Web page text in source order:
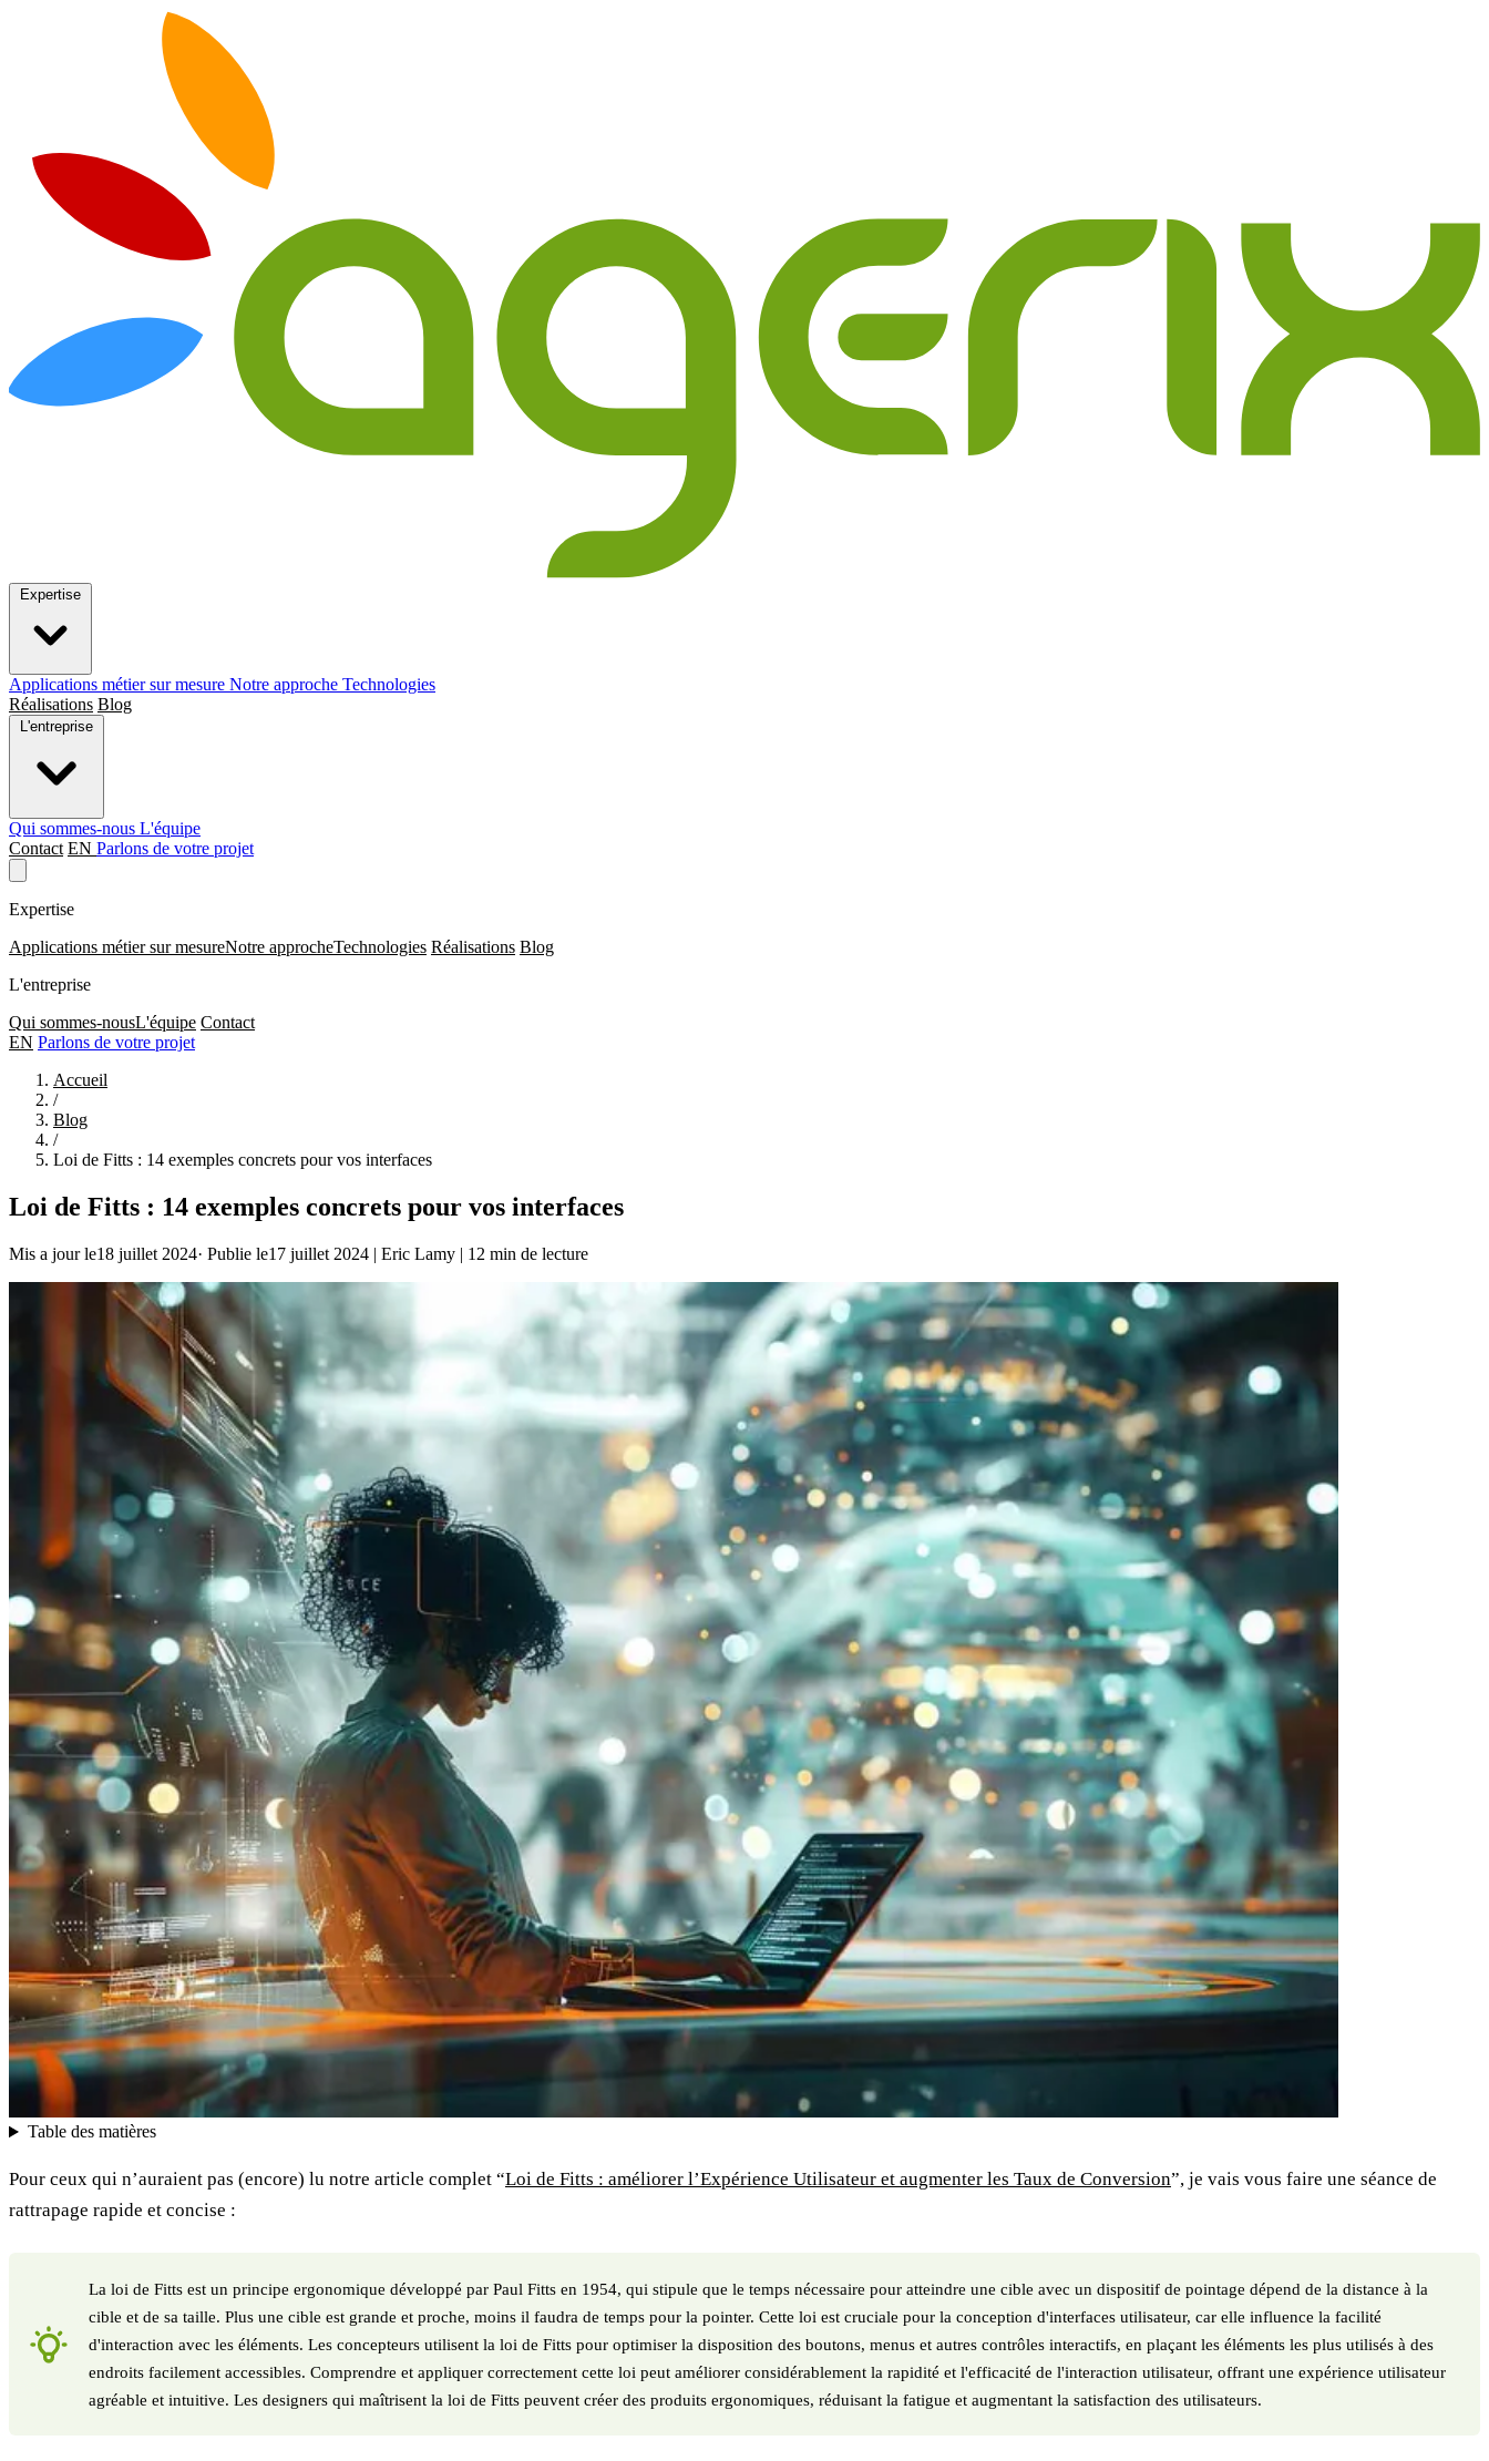
Applications métier sur mesure Notre approche Technologies
Réalisations Blog
Qui sommes-nous L'équipe
Contact EN Parlons de votre projet
Expertise
Applications métier sur mesureNotre approcheTechnologies Réalisations Blog
L'entreprise
Qui sommes-nousL'équipe Contact
EN Parlons de votre projet
Accueil
/
Blog
/
Loi de Fitts : 14 exemples concrets pour vos interfaces
Loi de Fitts : 14 exemples concrets pour vos interfaces
Mis a jour le18 juillet 2024· Publie le17 juillet 2024 | Eric Lamy | 12 min de lecture
Table des matières
Pour ceux qui n’auraient pas (encore) lu notre article complet “Loi de Fitts : améliorer l’Expérience Utilisateur et augmenter les Taux de Conversion”, je vais vous faire une séance de
rattrapage rapide et concise :
La loi de Fitts est un principe ergonomique développé par Paul Fitts en 1954, qui stipule que le temps nécessaire pour atteindre une cible avec un dispositif de pointage dépend de la distance à la
cible et de sa taille. Plus une cible est grande et proche, moins il faudra de temps pour la pointer. Cette loi est cruciale pour la conception d'interfaces utilisateur, car elle influence la facilité
d'interaction avec les éléments. Les concepteurs utilisent la loi de Fitts pour optimiser la disposition des boutons, menus et autres contrôles interactifs, en plaçant les éléments les plus utilisés à des
endroits facilement accessibles. Comprendre et appliquer correctement cette loi peut améliorer considérablement la rapidité et l'efficacité de l'interaction utilisateur, offrant une expérience utilisateur
agréable et intuitive. Les designers qui maîtrisent la loi de Fitts peuvent créer des produits ergonomiques, réduisant la fatigue et augmentant la satisfaction des utilisateurs.